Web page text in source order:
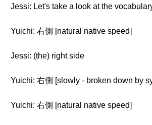
Jessi: Let's take a look at the
Yuichi: 右側 [natural native speed]
Jessi: (the) right side
Yuichi: 右側 [slowly - broken down by
Yuichi: 右側 [natural native speed]